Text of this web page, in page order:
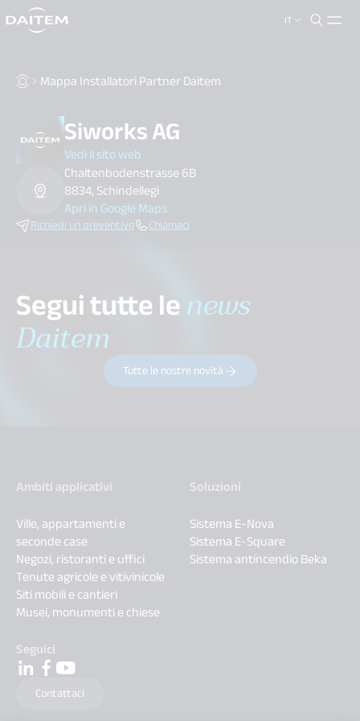
IT
search.label
Mappa Installatori Partner Daitem
Siworks AG
Vedi il sito web
Chaltenbodenstrasse 6B
8834, Schindellegi
Apri in Google Maps
Richiedi un preventivo Chiamaci
Segui tutte lenews
Daitem
Tutte le nostre novità
Ambiti applicativi
Ville, appartamenti e
seconde case
Negozi, ristoranti e uffici
Tenute agricole e vitivinicole
Siti mobili e cantieri
Musei, monumenti e chiese
Soluzioni
Sistema E-Nova
Sistema E-Square
Sistema antincendio Beka
Seguici
Contattaci